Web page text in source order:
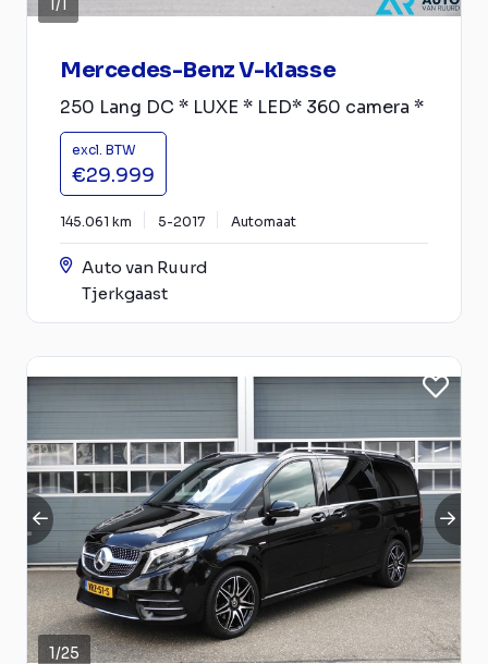
1/1
Mercedes-Benz V-klasse
250 Lang DC * LUXE * LED* 360 camera *
excl. BTW
€29.999
145.061 km 5-2017 Automaat
Auto van Ruurd
Tjerkgaast
1/25